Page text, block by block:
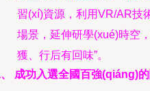
習(xí)資源，利用VR/AR技
場景，延伸研學(xué)時空
獲、行后有回味”。
成功入選全國百強(qiáng)